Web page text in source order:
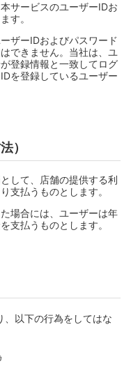
サービスのユーザーIDお
す。
ザーIDおよびパスワード
できません。当社は、ユ
登録情報と一致してログ
を登録しているユーザー
）
して、店舗の提供する利
支払うものとします。
場合には、ユーザーは年
支払うものとします。
、以下の行為をしてはな